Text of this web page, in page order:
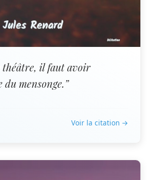
théâtre, il faut avoir
mensonge.”
Voir la citation →